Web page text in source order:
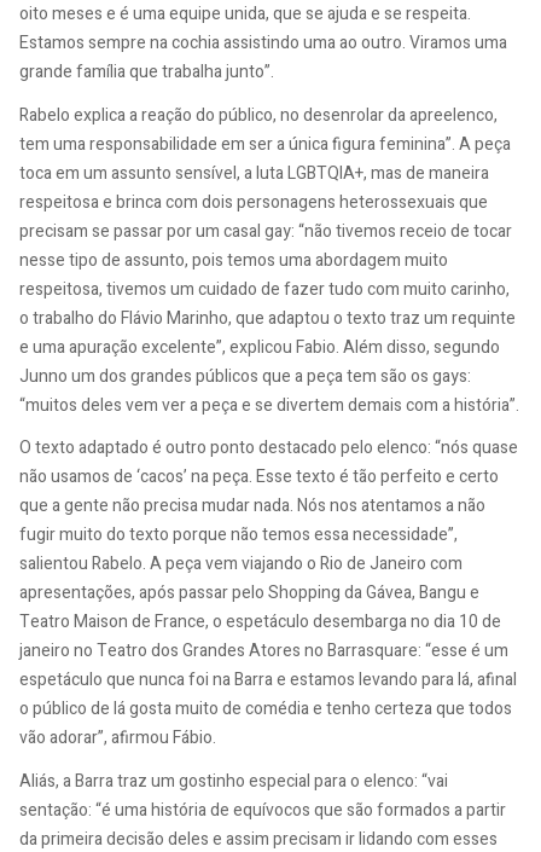
oito meses e é uma equipe unida, que se ajuda e se respeita.
Estamos sempre na cochia assistindo uma ao outro. Viramos uma
grande família que trabalha junto”.
Rabelo explica a reação do público, no desenrolar da apreelenco,
tem uma responsabilidade em ser a única figura feminina”. A peça
toca em um assunto sensível, a luta LGBTQIA+, mas de maneira
respeitosa e brinca com dois personagens heterossexuais que
precisam se passar por um casal gay: “não tivemos receio de tocar
nesse tipo de assunto, pois temos uma abordagem muito
respeitosa, tivemos um cuidado de fazer tudo com muito carinho,
o trabalho do Flávio Marinho, que adaptou o texto traz um requinte
e uma apuração excelente”, explicou Fabio. Além disso, segundo
Junno um dos grandes públicos que a peça tem são os gays:
“muitos deles vem ver a peça e se divertem demais com a história”.
O texto adaptado é outro ponto destacado pelo elenco: “nós quase
não usamos de ‘cacos’ na peça. Esse texto é tão perfeito e certo
que a gente não precisa mudar nada. Nós nos atentamos a não
fugir muito do texto porque não temos essa necessidade”,
salientou Rabelo. A peça vem viajando o Rio de Janeiro com
apresentações, após passar pelo Shopping da Gávea, Bangu e
Teatro Maison de France, o espetáculo desembarga no dia 10 de
janeiro no Teatro dos Grandes Atores no Barrasquare: “esse é um
espetáculo que nunca foi na Barra e estamos levando para lá, afinal
o público de lá gosta muito de comédia e tenho certeza que todos
vão adorar”, afirmou Fábio.
Aliás, a Barra traz um gostinho especial para o elenco: “vai
sentação: “é uma história de equívocos que são formados a partir
da primeira decisão deles e assim precisam ir lidando com esses